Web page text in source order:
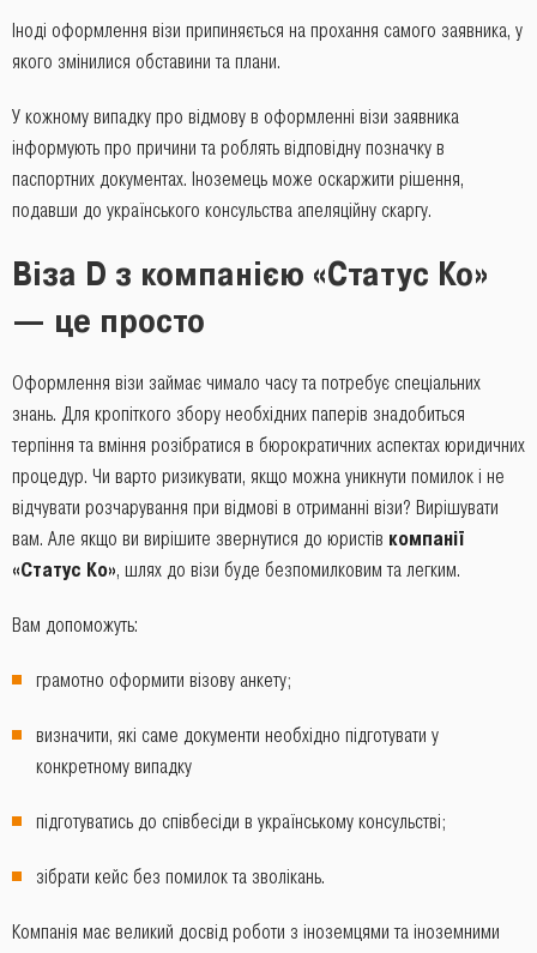
Іноді оформлення візи припиняється на прохання самого заявника, у
якого змінилися обставини та плани.
У кожному випадку про відмову в оформленні візи заявника
інформують про причини та роблять відповідну позначку в
паспортних документах. Іноземець може оскаржити рішення,
подавши до українського консульства апеляційну скаргу.
Віза D з компанією «Статус Ко»
― це просто
Оформлення візи займає чимало часу та потребує спеціальних
знань. Для кропіткого збору необхідних паперів знадобиться
терпіння та вміння розібратися в бюрократичних аспектах юридичних
процедур. Чи варто ризикувати, якщо можна уникнути помилок і не
відчувати розчарування при відмові в отриманні візи? Вирішувати
вам. Але якщо ви вирішите звернутися до юристів компанії
«Статус Ко», шлях до візи буде безпомилковим та легким.
Вам допоможуть:
грамотно оформити візову анкету;
визначити, які саме документи необхідно підготувати у
конкретному випадку
підготуватись до співбесіди в українському консульстві;
зібрати кейс без помилок та зволікань.
Компанія має великий досвід роботи з іноземцями та іноземними